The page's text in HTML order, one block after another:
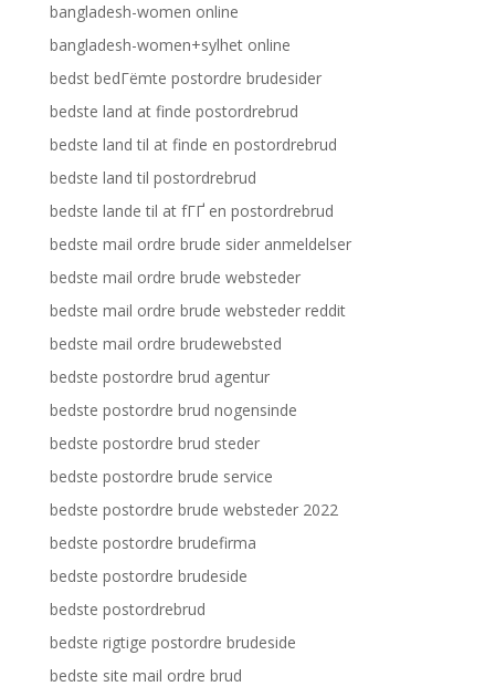
bangladesh-women online
bangladesh-women+sylhet online
bedst bedГёmte postordre brudesider
bedste land at finde postordrebrud
bedste land til at finde en postordrebrud
bedste land til postordrebrud
bedste lande til at fГҐ en postordrebrud
bedste mail ordre brude sider anmeldelser
bedste mail ordre brude websteder
bedste mail ordre brude websteder reddit
bedste mail ordre brudewebsted
bedste postordre brud agentur
bedste postordre brud nogensinde
bedste postordre brud steder
bedste postordre brude service
bedste postordre brude websteder 2022
bedste postordre brudefirma
bedste postordre brudeside
bedste postordrebrud
bedste rigtige postordre brudeside
bedste site mail ordre brud